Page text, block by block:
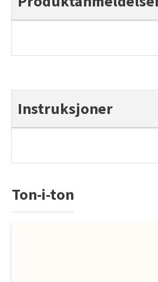
Instruksjoner
Ton-i-ton